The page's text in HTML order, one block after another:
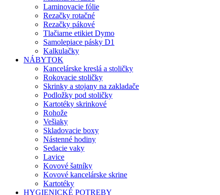
Laminovacie fólie
Rezačky rotačné
Rezačky pákové
Tlačiarne etikiet Dymo
Samolepiace pásky D1
Kalkulačky
NÁBYTOK
Kancelárske kreslá a stoličky
Rokovacie stoličky
Skrinky a stojany na zakladače
Podložky pod stoličky
Kartotéky skrinkové
Rohože
Vešiaky
Skladovacie boxy
Nástenné hodiny
Sedacie vaky
Lavice
Kovové šatníky
Kovové kancelárske skrine
Kartotéky
HYGIENICKÉ POTREBY